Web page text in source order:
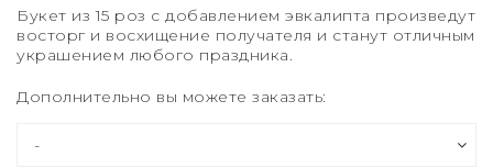
Букет из 15 роз с добавлением эвкалипта произведут
восторг и восхищение получателя и станут отличным
украшением любого праздника.
Дополнительно вы можете заказать:
Розы XXL